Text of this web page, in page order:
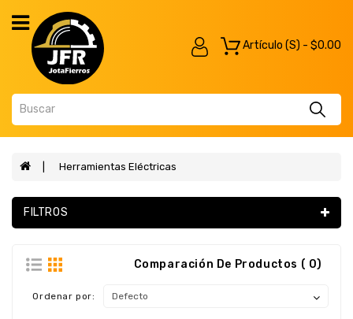
Artículo (s) - $0.00
Category
Herramientas
Eléctricas
Herramientas
Inalámbricas
Manual
Soldadura
Combos
Agroindustria
Automatismos
Herramientas Eléctricas
FILTROS
Comparación De Productos ( 0)
Ordenar por: